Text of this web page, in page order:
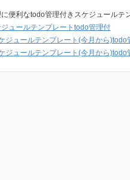
便利なtodo管理付きスケジュールテ
ジュールテンプレートtodo管理付
ジュールテンプレート(今月から)todo
ジュールテンプレート(今月から)todo